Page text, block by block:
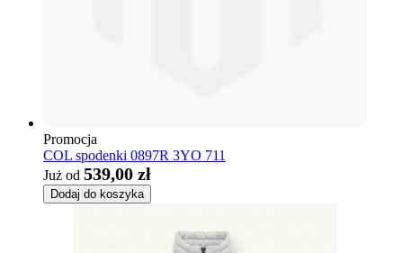
Promocja
COL spodenki 0897R 3YO 711
Już od 539,00 zł
Dodaj do koszyka